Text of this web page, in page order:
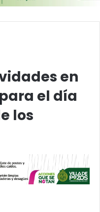
en
el día
los